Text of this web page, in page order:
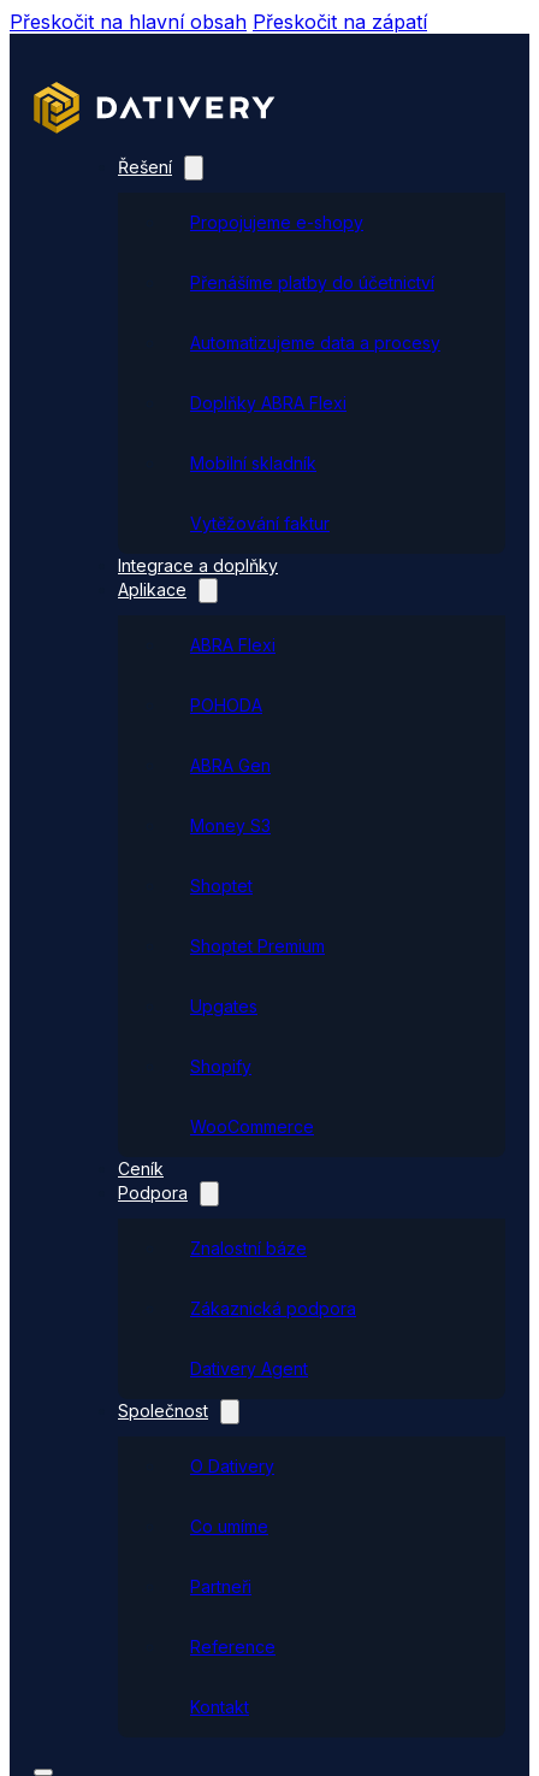
Přeskočit na hlavní obsah Přeskočit na zápatí
Řešení
Propojujeme e-shopy
Přenášíme platby do účetnictví
Automatizujeme data a procesy
Doplňky ABRA Flexi
Mobilní skladník
Vytěžování faktur
Integrace a doplňky
Aplikace
ABRA Flexi
POHODA
ABRA Gen
Money S3
Shoptet
Shoptet Premium
Upgates
Shopify
WooCommerce
Ceník
Podpora
Znalostní báze
Zákaznická podpora
Dativery Agent
Společnost
O Dativery
Co umíme
Partneři
Reference
Kontakt